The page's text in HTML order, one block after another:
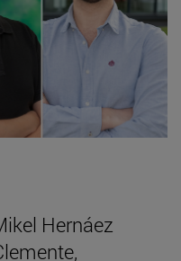
Hernáez